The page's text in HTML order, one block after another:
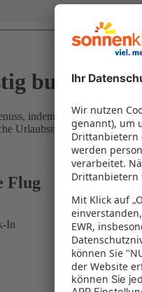
buchen
indem Flug und Hotel
Urlaubsmomente erleben!
Flug
In